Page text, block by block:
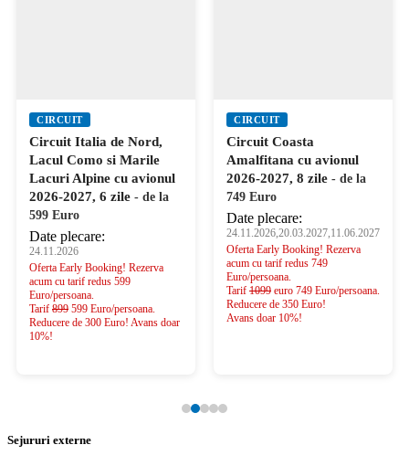
CIRCUIT
Circuit Italia de Nord,
Lacul Como si Marile
Lacuri Alpine cu avionul
2026-2027, 6 zile - de la
599 Euro
Date plecare:
24.11.2026
Oferta Early Booking! Rezerva
acum cu tarif redus 599
Euro/persoana.
Tarif 899 599 Euro/persoana.
Reducere de 300 Euro! Avans doar
10%!
CIRCUIT
Circuit Coasta
Amalfitana cu avionul
2026-2027, 8 zile - de la
749 Euro
Date plecare:
24.11.2026,20.03.2027,11.06.2027
Oferta Early Booking! Rezerva
acum cu tarif redus 749
Euro/persoana.
Tarif 1099 euro 749 Euro/persoana.
Reducere de 350 Euro!
Avans doar 10%!
Sejururi externe